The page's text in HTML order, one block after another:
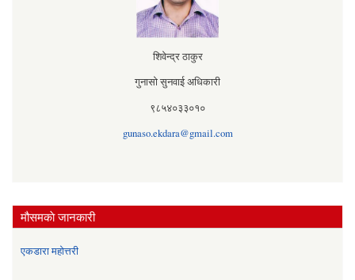
शिवेन्द्र ठाकुर
गुनासो सुनवाई अधिकारी
९८५४०३३०१०
gunaso.ekdara@gmail.com
मौसमकाे जानकारी
एकडारा महोत्तरी